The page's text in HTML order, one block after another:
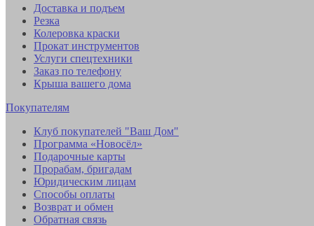
Доставка и подъем
Резка
Колеровка краски
Прокат инструментов
Услуги спецтехники
Заказ по телефону
Крыша вашего дома
Покупателям
Клуб покупателей "Ваш Дом"
Программа «Новосёл»
Подарочные карты
Прорабам, бригадам
Юридическим лицам
Способы оплаты
Возврат и обмен
Обратная связь